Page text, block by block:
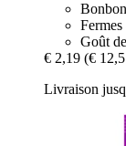
Goût
€ 2,19 (€
Livraison